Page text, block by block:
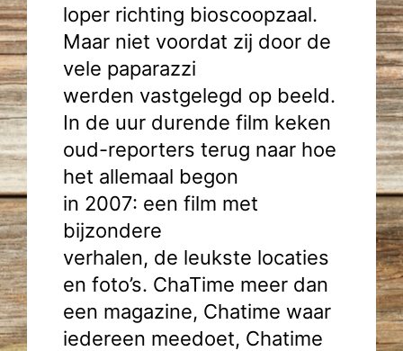
loper richting bioscoopzaal.
Maar niet voordat zij door de
vele paparazzi
werden vastgelegd op beeld.
In de uur durende film keken
oud-reporters terug naar hoe
het allemaal begon
in 2007: een film met
bijzondere
verhalen, de leukste locaties
en foto’s. ChaTime meer dan
een magazine, Chatime waar
iedereen meedoet, Chatime